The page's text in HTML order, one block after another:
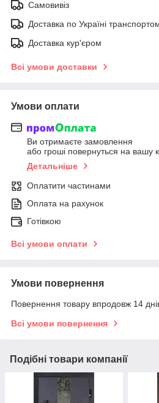
Самовивіз
Доставка по Україні
Доставка кур'єром
Всі умови доставки
Умови оплати
Ви отримаєте замовлення
або гроші повернуться на вашу
Детальніше
Оплатити частинами
Оплата на рахунок
Готівкою
Всі умови оплати
Умови повернення
Повернення товару впродовж 14
Всі умови повернення
Подібні товари компанії